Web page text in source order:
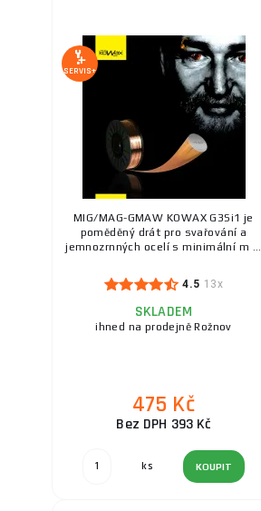
SERVIS+
MIG/MAG-GMAW KOWAX G3Si1 je
poměděný drát pro svařování a
jemnozrnných ocelí s minimální m ...
4.5 13x
SKLADEM
ihned na prodejně Rožnov
475 Kč
Bez DPH 393 Kč
ks KOUPIT